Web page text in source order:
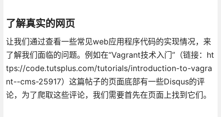
了解真实的网页
让我们通过查看一些常见web应用程序代码的实现情况，来
了解我们面临的问题。例如在“Vagrant技术入门”（链接：ht
tps://code.tutsplus.com/tutorials/introduction-to-vagra
nt--cms-25917）这篇帖子的页面底部有一些Disqus的评
论，为了爬取这些评论，我们需要首先在页面上找到它们。